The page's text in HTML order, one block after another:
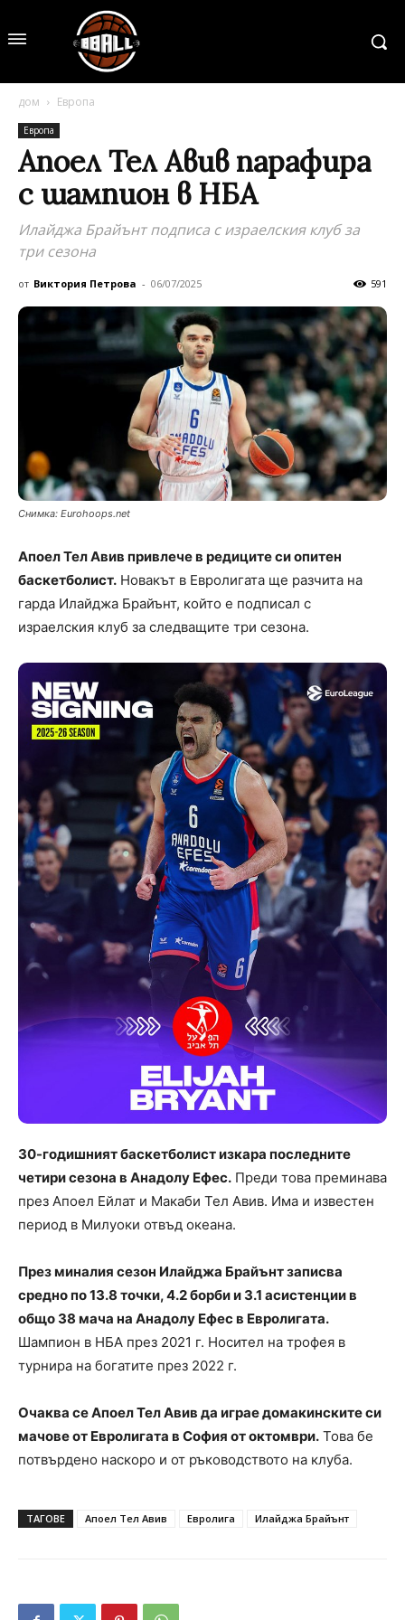
дом Европа
Европа
Апоел Тел Авив парафира
с шампион в НБА
Илайджа Брайънт подписа с израелския клуб за
три сезона
от Виктория Петрова - 06/07/2025 591
Снимка: Eurohoops.net
Апоел Тел Авив привлече в редиците си опитен
баскетболист. Новакът в Евролигата ще разчита на
гарда Илайджа Брайънт, който е подписал с
израелския клуб за следващите три сезона.
30-годишният баскетболист изкара последните
четири сезона в Анадолу Ефес. Преди това преминава
през Апоел Ейлат и Макаби Тел Авив. Има и известен
период в Милуоки отвъд океана.
През миналия сезон Илайджа Брайънт записва
средно по 13.8 точки, 4.2 борби и 3.1 асистенции в
общо 38 мача на Анадолу Ефес в Евролигата.
Шампион в НБА през 2021 г. Носител на трофея в
турнира на богатите през 2022 г.
Очаква се Апоел Тел Авив да играе домакинските си
мачове от Евролигата в София от октомври. Това бе
потвърдено наскоро и от ръководството на клуба.
ТАГОВЕ Апоел Тел Авив Евролига Илайджа Брайънт